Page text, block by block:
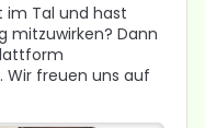
im Tal und hast
mitzuwirken? Dann
Wir freuen uns auf